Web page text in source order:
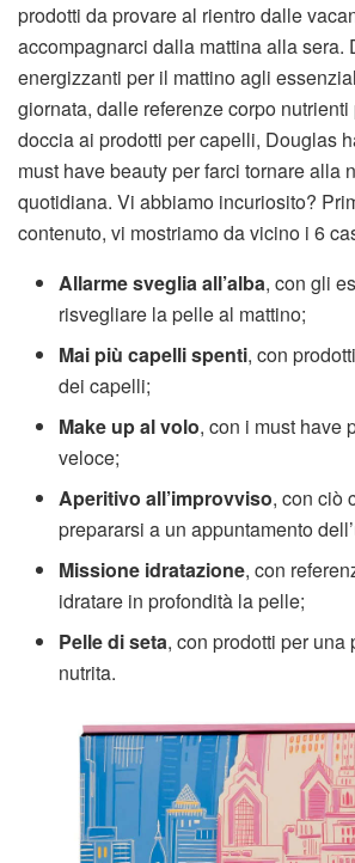
prodotti da provare al rientro dalle
accompagnarci dalla mattina alla sera.
energizzanti per il mattino agli
giornata, dalle referenze corpo
doccia ai prodotti per capelli, Douglas
must have beauty per farci tornare alla
quotidiana. Vi abbiamo incuriosito?
contenuto, vi mostriamo da vicino i 6
Allarme sveglia all’alba, con gli
risvegliare la pelle al mattino;
Mai più capelli spenti, con
dei capelli;
Make up al volo, con i must have
veloce;
Aperitivo all’improvviso, con ciò
prepararsi a un appuntamento
Missione idratazione, con
idratare in profondità la pelle;
Pelle di seta, con prodotti per una
nutrita.